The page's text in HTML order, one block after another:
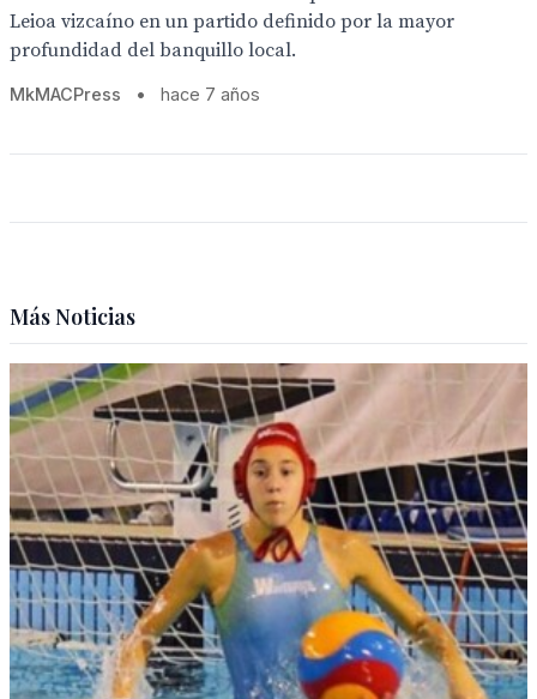
Leioa vizcaíno en un partido definido por la mayor
profundidad del banquillo local.
MkMACPress • hace 7 años
Más Noticias